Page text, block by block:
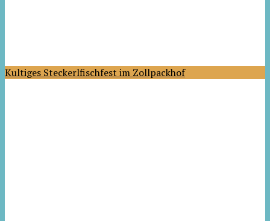
Kultiges Steckerlfischfest im Zollpackhof